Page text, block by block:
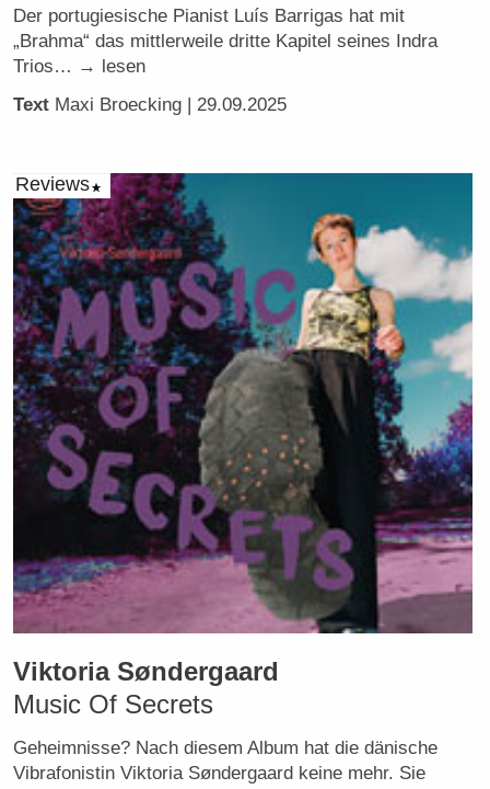
Der portugiesische Pianist Luís Barrigas hat mit
„Brahma“ das mittlerweile dritte Kapitel seines Indra
Trios… → lesen
Text Maxi Broecking | 29.09.2025
Reviews
Viktoria Søndergaard
Music Of Secrets
Geheimnisse? Nach diesem Album hat die dänische
Vibrafonistin Viktoria Søndergaard keine mehr. Sie